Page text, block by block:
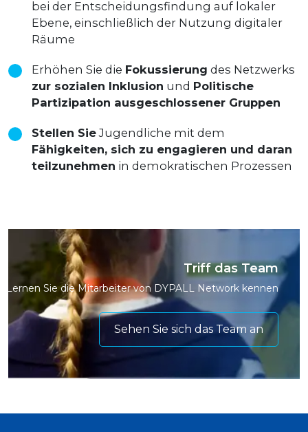
bei der Entscheidungsfindung auf lokaler
Ebene, einschließlich der Nutzung digitaler
Räume
Erhöhen Sie die Fokussierung des Netzwerks
zur sozialen Inklusion und Politische
Partizipation ausgeschlossener Gruppen
Stellen SieJugendliche mit dem
Fähigkeiten, sich zu engagieren und daran
teilzunehmen in demokratischen Prozessen
Triff das Team
Lernen Sie die Mitarbeiter von DYPALL Network kennen
Sehen Sie sich das Team an